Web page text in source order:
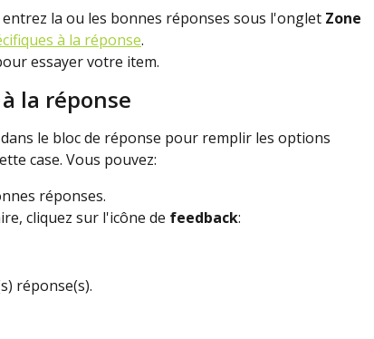
la ou les bonnes réponses sous l'onglet Zone
à la réponse.
essayer votre item.
la réponse
le bloc de réponse pour remplir les options
case. Vous pouvez:
réponses.
cliquez sur l'icône de feedback:
réponse(s).